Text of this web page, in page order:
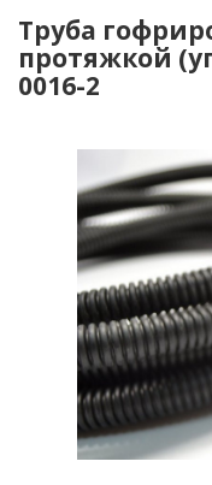
Труба
протяжкой
0016-2